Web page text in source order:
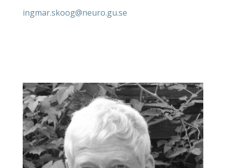
ingmar.skoog@neuro.gu.se